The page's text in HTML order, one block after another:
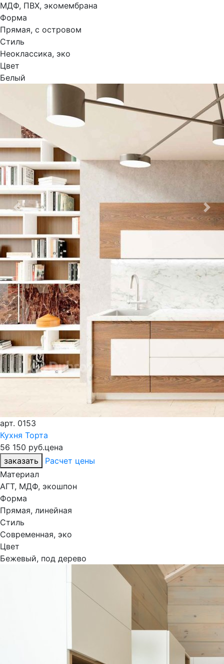
Previous Next
МДФ, ПВХ, экомембрана
Форма
Прямая, с островом
Стиль
Неоклассика, эко
Цвет
Белый
арт. 0153
Кухня Торта
56 150 руб.цена
заказать
Расчет цены
Материал
АГТ, МДФ, экошпон
Форма
Прямая, линейная
Стиль
Современная, эко
Цвет
Бежевый, под дерево